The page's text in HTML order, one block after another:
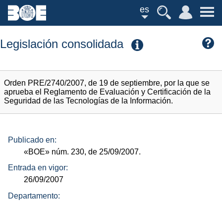
es
Legislación consolidada
Orden PRE/2740/2007, de 19 de septiembre, por la que se
aprueba el Reglamento de Evaluación y Certificación de la
Seguridad de las Tecnologías de la Información.
Publicado en:
«BOE» núm. 230, de 25/09/2007.
Entrada en vigor:
26/09/2007
Departamento: